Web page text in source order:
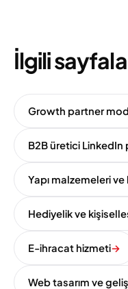
İlgili
Growth partner
B2B üretici LinkedIn
Yapı malzemeleri ve
Hediyelik ve
E-ihracat hizmeti→
Web tasarım ve